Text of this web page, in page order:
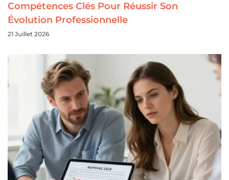
Compétences Clés Pour Réussir Son
Évolution Professionnelle
21 Juillet 2026